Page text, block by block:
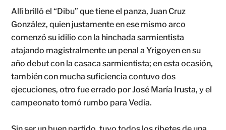
Allí brilló el “Dibu” que tiene el panza, Juan Cruz
González, quien justamente en ese mismo arco
comenzó su idilio con la hinchada sarmientista
atajando magistralmente un penal a Yrigoyen en su
año debut con la casaca sarmientista; en esta ocasión,
también con mucha suficiencia contuvo dos
ejecuciones, otro fue errado por José María Irusta, y el
campeonato tomó rumbo para Vedia.